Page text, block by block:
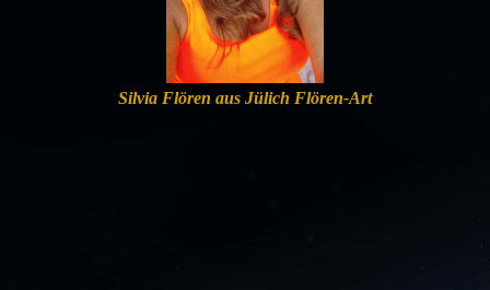
Silvia Flören aus Jülich Flören-Art